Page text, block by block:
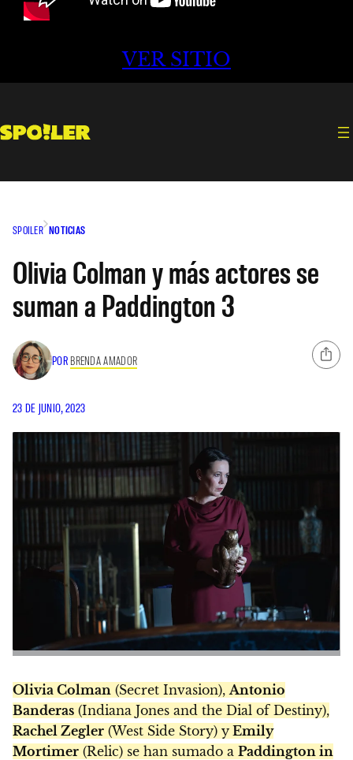
VER SITIO
SPOILER NOTICIAS
Olivia Colman y más actores se
suman a Paddington 3
POR BRENDA AMADOR
23 DE JUNIO, 2023
Olivia Colman (Secret Invasion), Antonio
Banderas (Indiana Jones and the Dial of Destiny),
Rachel Zegler (West Side Story) y Emily
Mortimer (Relic) se han sumado a Paddington in